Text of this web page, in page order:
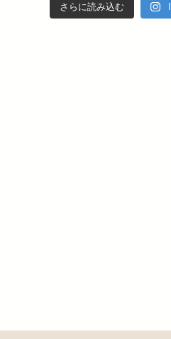
さらに読み込む